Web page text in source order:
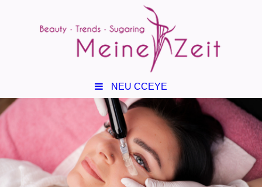
NEU CCEYE